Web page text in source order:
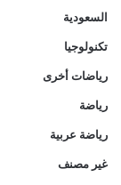
السعودية
تكنولوجيا
رياضات أخرى
رياضة
رياضة عربية
غير مصنف